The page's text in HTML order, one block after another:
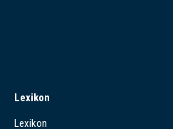
Lexikon
Lexikon